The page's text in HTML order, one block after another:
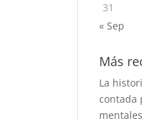
31
« Sep
Más
La
contada
mentales